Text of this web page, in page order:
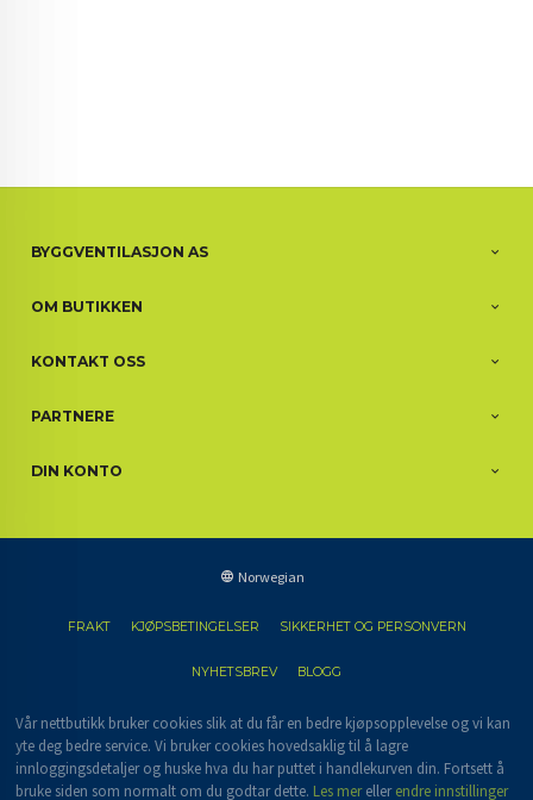
BYGGVENTILASJON AS
OM BUTIKKEN
KONTAKT OSS
PARTNERE
DIN KONTO
Norwegian
FRAKT KJØPSBETINGELSER SIKKERHET OG PERSONVERN
NYHETSBREV BLOGG
Vår nettbutikk bruker cookies slik at du får en bedre kjøpsopplevelse og vi kan
yte deg bedre service. Vi bruker cookies hovedsaklig til å lagre
innloggingsdetaljer og huske hva du har puttet i handlekurven din. Fortsett å
bruke siden som normalt om du godtar dette. Les merellerendre innstillinger